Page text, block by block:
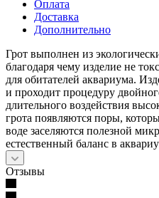
Оплата
Доставка
Дополнительно
Грот выполнен из
благодаря чему изделие не
для обитателей аквариума.
и проходит процедуру
длительного воздействия
грота появляются поры,
воде заселяются полезной
естественный баланс в
Отзывы